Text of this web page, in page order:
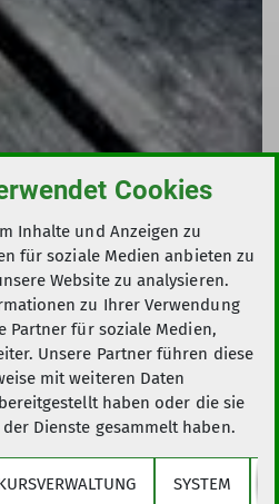
und Regenerieren
22.11.2024
AuK
Cookies
Inhalte und Anzeigen zu
für soziale Medien anbieten zu
Website zu analysieren.
zu Ihrer Verwendung
Partner für soziale Medien,
Unsere Partner führen diese
mit weiteren Daten
haben oder die sie
Dienste gesammelt haben.
SYSTEM